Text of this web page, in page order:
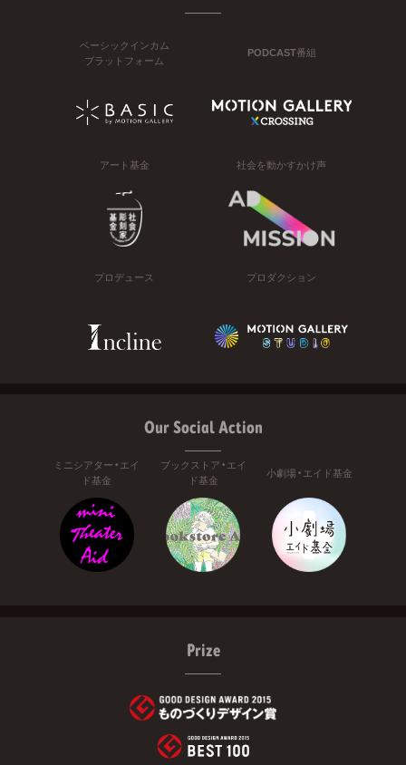
ベーシックインカム
プラットフォーム
PODCAST番組
アート基金 社会を動かすかけ声
プロデュース プロダクション
Our Social Action
ミニシアター・エイ
ド基金
ブックストア・エイ
ド基金
小劇場・エイド基金
Prize